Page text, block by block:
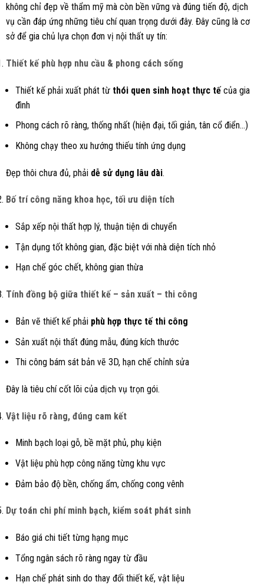
không chỉ đẹp về thẩm mỹ mà còn bền vững và đúng tiến độ, dịch
vụ cần đáp ứng những tiêu chí quan trọng dưới đây. Đây cũng là cơ
sở để gia chủ lựa chọn đơn vị nội thất uy tín:
Thiết kế phù hợp nhu cầu & phong cách sống
Thiết kế phải xuất phát từ thói quen sinh hoạt thực tếcủa gia
đình
Phong cách rõ ràng, thống nhất (hiện đại, tối giản, tân cổ điển…)
Không chạy theo xu hướng thiếu tính ứng dụng
Đẹp thôi chưa đủ, phải dễ sử dụng lâu dài.
Bố trí công năng khoa học, tối ưu diện tích
Sắp xếp nội thất hợp lý, thuận tiện di chuyển
Tận dụng tốt không gian, đặc biệt với nhà diện tích nhỏ
Hạn chế góc chết, không gian thừa
Tính đồng bộ giữa thiết kế – sản xuất – thi công
Bản vẽ thiết kế phải phù hợp thực tế thi công
Sản xuất nội thất đúng mẫu, đúng kích thước
Thi công bám sát bản vẽ 3D, hạn chế chỉnh sửa
Đây là tiêu chí cốt lõi của dịch vụ trọn gói.
Vật liệu rõ ràng, đúng cam kết
Minh bạch loại gỗ, bề mặt phủ, phụ kiện
Vật liệu phù hợp công năng từng khu vực
Đảm bảo độ bền, chống ẩm, chống cong vênh
Dự toán chi phí minh bạch, kiểm soát phát sinh
Báo giá chi tiết từng hạng mục
Tổng ngân sách rõ ràng ngay từ đầu
Hạn chế phát sinh do thay đổi thiết kế, vật liệu